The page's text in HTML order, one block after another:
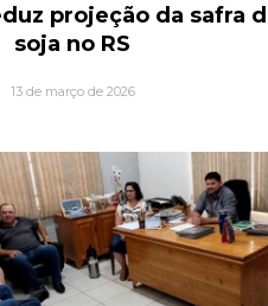
projeção da safra
soja no RS
13 de março de 2026